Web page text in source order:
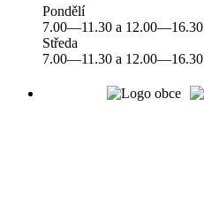
Pondělí
7.00—11.30 a 12.00—16.30
Středa
7.00—11.30 a 12.00—16.30